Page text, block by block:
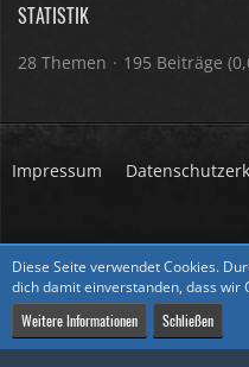
STATISTIK
28 Themen 195 Beiträge
Stil ändern
Impressum
Community-
Diese Seite verwendet Cookies.
dich damit einverstanden, dass wir
Weitere Informationen
Schließen